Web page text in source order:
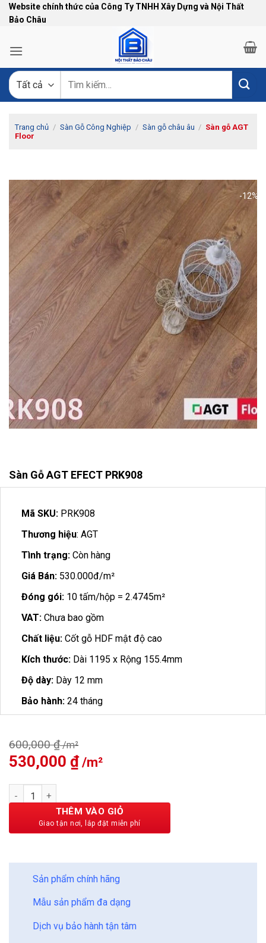
Bỏ
qua
dung
Website chính thức của Công Ty TNHH Xây Dựng và Nội Thất
Bảo Châu
kiếm:
Trang chủ / Sàn Gỗ Công Nghiệp / Sàn gỗ châu âu / Sàn gỗ AGT
Floor
-12%
Sàn Gỗ AGT EFECT PRK908
Mã SKU: PRK908
Thương hiệu: AGT
Tình trạng: Còn hàng
Giá Bán: 530.000đ/m²
Đóng gói: 10 tấm/hộp = 2.4745m²
VAT: Chưa bao gồm
Chất liệu: Cốt gỗ HDF mật độ cao
Kích thước: Dài 1195 x Rộng 155.4mm
Độ dày: Dày 12 mm
Bảo hành: 24 tháng
600,000₫
Giá
gốc
là:
600,000 ₫.
530,000 ₫
530,000 ₫.
Sàn Gỗ AGT EFECT PRK908 số lượng
THÊM VÀO GIỎ
Sản phẩm chính hãng
Mẫu sản phẩm đa dạng
Dịch vụ bảo hành tận tâm